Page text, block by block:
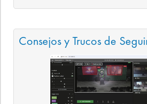
Consejos y Trucos de